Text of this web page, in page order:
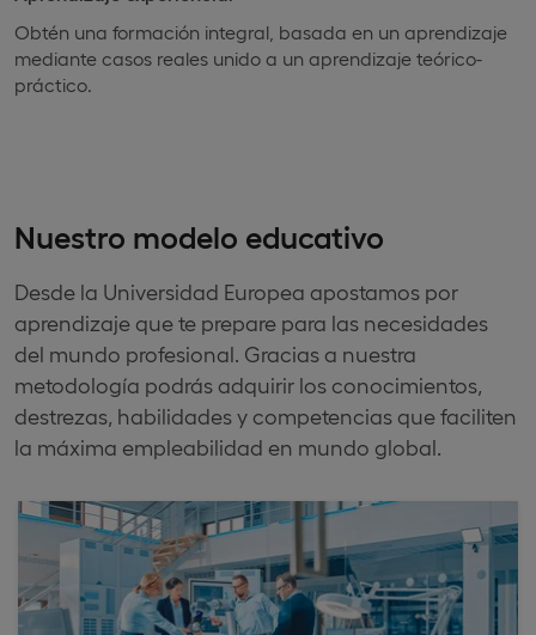
Obtén una formación integral, basada en un aprendizaje
mediante casos reales unido a un aprendizaje teórico-
práctico.
Nuestro modelo educativo
Desde la Universidad Europea apostamos por
aprendizaje que te prepare para las necesidades
del mundo profesional. Gracias a nuestra
metodología podrás adquirir los conocimientos,
destrezas, habilidades y competencias que faciliten
la máxima empleabilidad en mundo global.